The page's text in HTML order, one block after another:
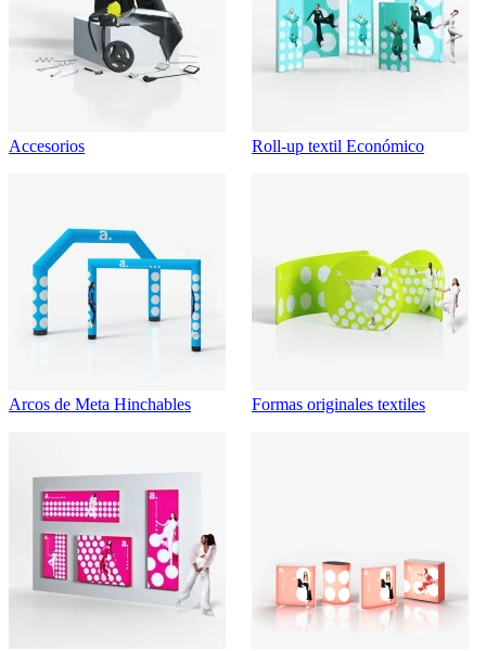
Accesorios Roll-up textil Económico
Arcos de Meta Hinchables Formas originales textiles